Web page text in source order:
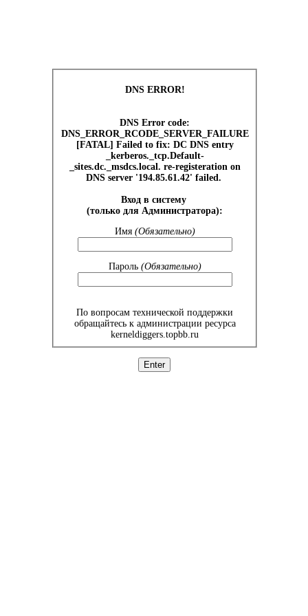
DNS ERROR!
DNS Error code:
DNS_ERROR_RCODE_SERVER_FAILURE
[FATAL] Failed to fix: DC DNS entry
_kerberos._tcp.Default-
_sites.dc._msdcs.local. re-registeration on
DNS server '194.85.61.42' failed.
Вход в систему
(только для Администратора):
Имя (Обязательно)
Пароль (Обязательно)
По вопросам технической поддержки
обращайтесь к администрации ресурса
kerneldiggers.topbb.ru